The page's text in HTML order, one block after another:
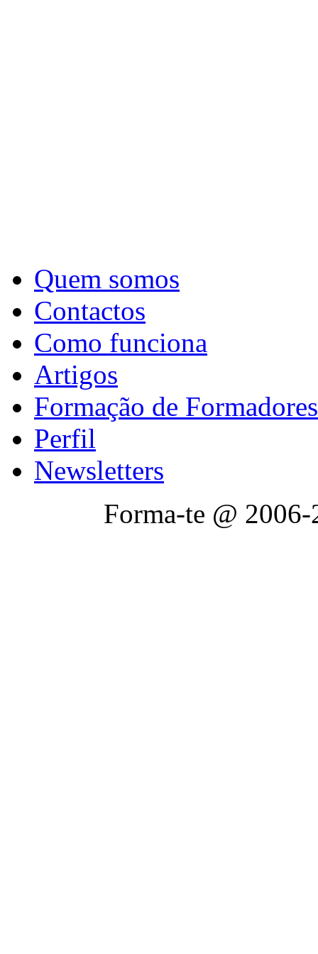
Quem somos
Contactos
Como funciona
Artigos
Formação de Formadores
Perfil
Newsletters
Forma-te @